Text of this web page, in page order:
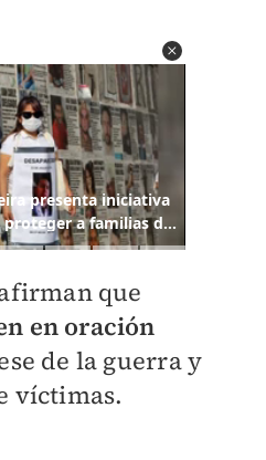
que
en oración
de la guerra y
víctimas.